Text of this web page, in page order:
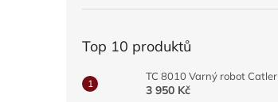
Top 10 produktů
TC 8010 Varný robot Catler
3 950 Kč